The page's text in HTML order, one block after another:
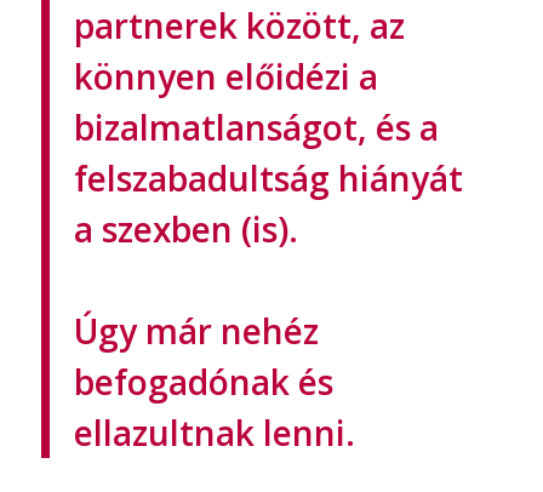
partnerek között, az
könnyen előidézi a
bizalmatlanságot, és a
felszabadultság hiányát
a szexben (is).
Úgy már nehéz
befogadónak és
ellazultnak lenni.